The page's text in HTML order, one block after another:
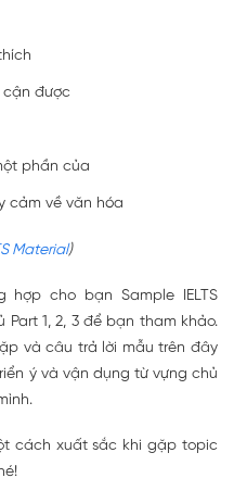
cận được
phần của
cảm về văn hóa
Material)
hợp cho bạn Sample IELTS
1, 2, 3 để bạn tham khảo.
và câu trả lời mẫu trên đây
ý và vận dụng từ vựng chủ
cách xuất sắc khi gặp topic